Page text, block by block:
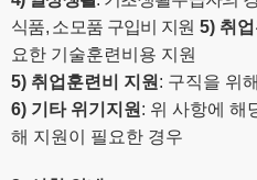
식품, 소모품 구입비 지원 5) 취
요한 기술훈련비용 지원
5) 취업훈련비 지원 : 구직을 위
6) 기타 위기지원 : 위 사항에 해
해 지원이 필요한 경우